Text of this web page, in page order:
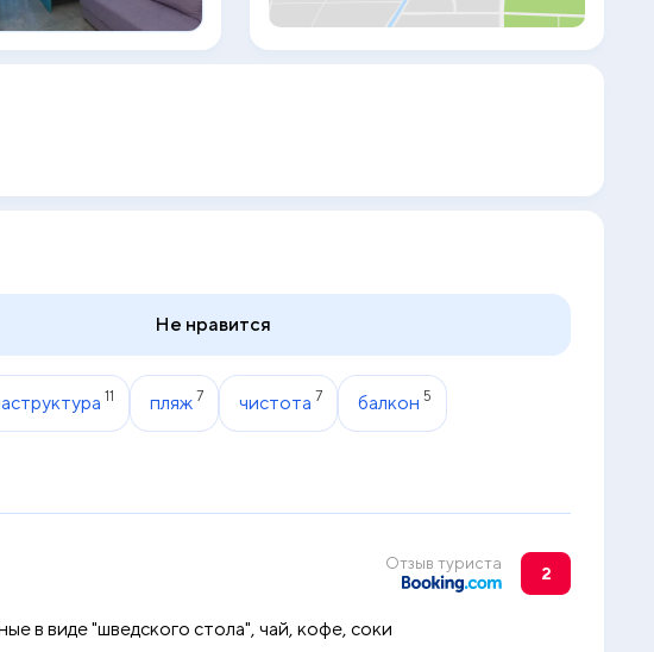
near Hotel Obala. The island of Sveti Stefan
is only 1.2 mi away.
Не нравится
11 пляж 7 чистота 7 балкон 5
Отзыв туриста
2
в виде "шведского стола", чай, кофе, соки